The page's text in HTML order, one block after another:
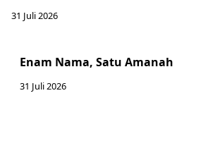
31 Juli 2026
Enam Nama, Satu Amanah
31 Juli 2026